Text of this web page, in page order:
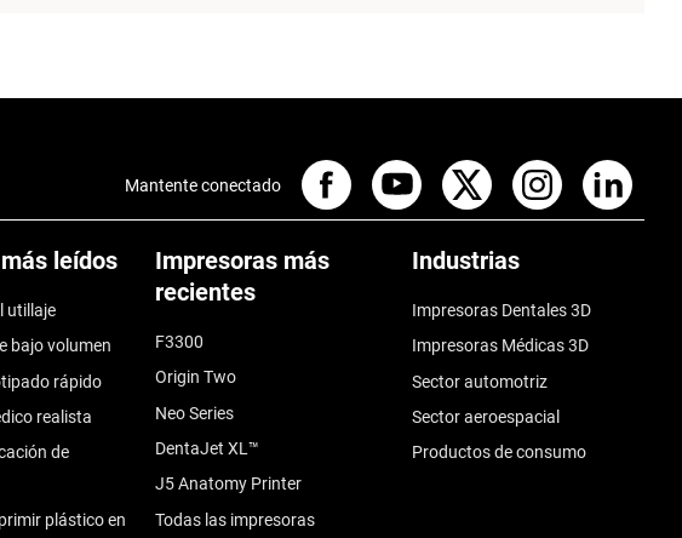
leídos
utillaje
bajo volumen
rápido
realista
de
plástico en
Impresoras más
recientes
F3300
Origin Two
Neo Series
DentaJet XL™
J5 Anatomy Printer
Todas las impresoras
Industrias
Impresoras Dentales 3D
Impresoras Médicas 3D
Sector automotriz
Sector aeroespacial
Productos de consumo
Mantente conectado